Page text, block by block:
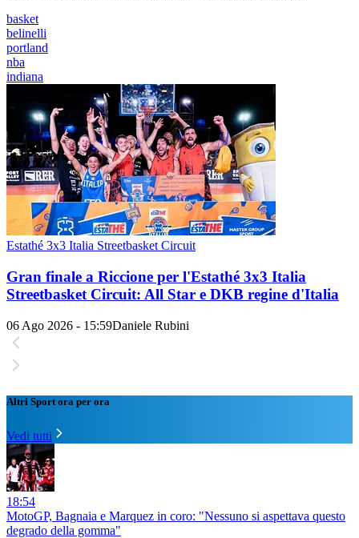
basket
belinelli
portland
nba
indiana
Estathé 3x3 Italia Streetbasket Circuit
Gran finale a Riccione per l'Estathé 3x3 Italia
Streetbasket Circuit: All Star e DKB regine d'Italia
06 Ago 2026 - 15:59Daniele Rubini
Altri Sport ora per ora
Vedi tutti
18:54
MotoGP, Bagnaia e Marquez in coro: "Nessuno si aspettava questo
degrado della gomma"